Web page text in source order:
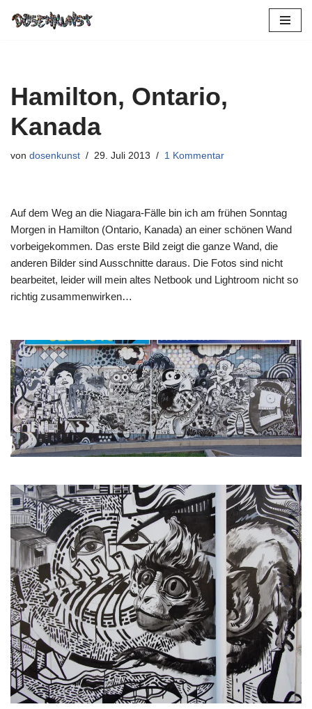
Hamilton, Ontario,
Kanada
von dosenkunst 29. Juli 2013 1 Kommentar
Auf dem Weg an die Niagara-Fälle bin ich am frühen Sonntag
Morgen in Hamilton (Ontario, Kanada) an einer schönen Wand
vorbeigekommen. Das erste Bild zeigt die ganze Wand, die
anderen Bilder sind Ausschnitte daraus. Die Fotos sind nicht
bearbeitet, leider will mein altes Netbook und Lightroom nicht so
richtig zusammenwirken…